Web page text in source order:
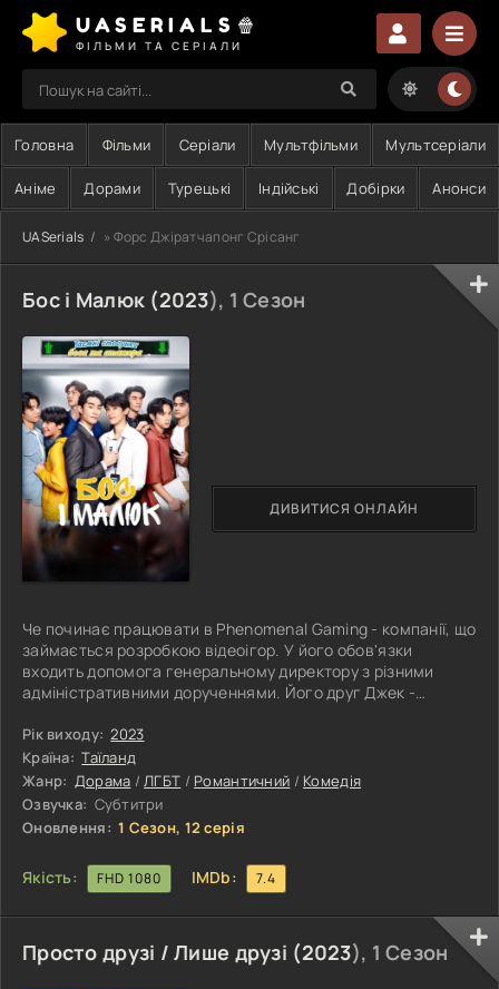
UASERIALS🍿
ФІЛЬМИ ТА СЕРІАЛИ
Головна Фільми Серіали Мультфільми Мультсеріали
Аніме Дорами Турецькі Індійські Добірки Анонси
UASerials » Форс Джіратчапонг Срісанг
Бос і Малюк (2023), 1 Сезон
Че починає працювати в Phenomenal Gaming - компанії, що
займається розробкою відеоігор. У його обов'язки
входить допомога генеральному директору з різними
адміністративними дорученнями. Його друг Джек -
Головний герой балакучий, товариський і неймовірно
енергійний, йому подобається жартувати або поводитися
нерозумно. У нього є погана звичка входити в кімнату без
стуку. У перший день стажування він випадково
перериває збори компанії. Замість того
Рік виходу: 2023
Країна: Таїланд
Жанр: Дорама /ЛГБТ / Романтичний / Комедія
Озвучка: Субтитри
Оновлення: 1 Сезон, 12 серія
Якість: FHD 1080 IMDb: 7.4
ДИВИТИСЯ ОНЛАЙН
Просто друзі / Лише друзі (2023), 1 Сезон